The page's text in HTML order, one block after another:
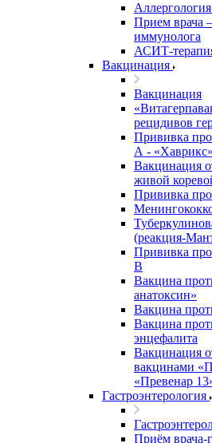
Прием врача
иммунолога
АСИТ-
Вакцинация
Вакцинация
рецидивов
Прививка
А - «Хаврикс»
Вакцинация
живой
Прививка
(реакция-
Прививка
В
Вакцина
анатоксин»
Вакцина
Вакцина
энцефалита
Вакцинация
вакцинами
«Превенар
Гастроэнтерология
Приём врача-